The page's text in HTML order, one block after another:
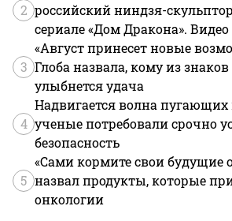
2 российский ниндзя-
сериале «Дом Дракона». Видео
3
«Август принесет новые
Глоба назвала, кому из знаков
улыбнется удача
4
Надвигается волна пугающих
ученые потребовали срочно
безопасность
5
«Сами кормите свои будущие
назвал продукты, которые
онкологии